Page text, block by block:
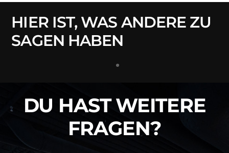
HIER IST, WAS ANDERE ZU
SAGEN HABEN
DU HAST WEITERE
FRAGEN?